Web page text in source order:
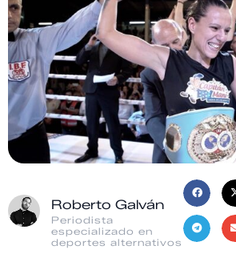
Roberto Galván
Periodista
especializado en
deportes alternativos